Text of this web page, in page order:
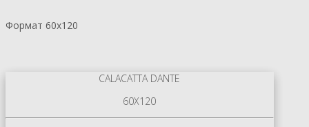
Формат 60х120
CALACATTA DANTE
60X120